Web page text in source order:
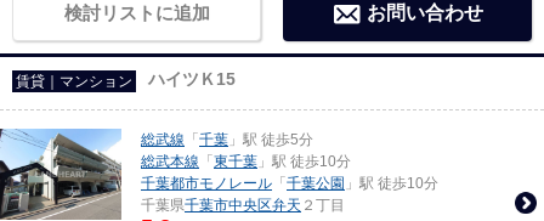
検討リストに追加 お問い合わせ
賃貸｜マンション ハイツＫ15
総武線 「 千葉 」駅 徒歩5分
総武本線 「 東千葉 」駅 徒歩10分
千葉都市モノレール 「 千葉公園 」駅 徒歩10分
千葉県千葉市中央区弁天 ２丁目